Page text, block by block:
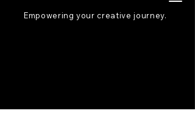
Empowering your creative journey.